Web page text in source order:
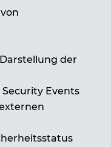
der
Events